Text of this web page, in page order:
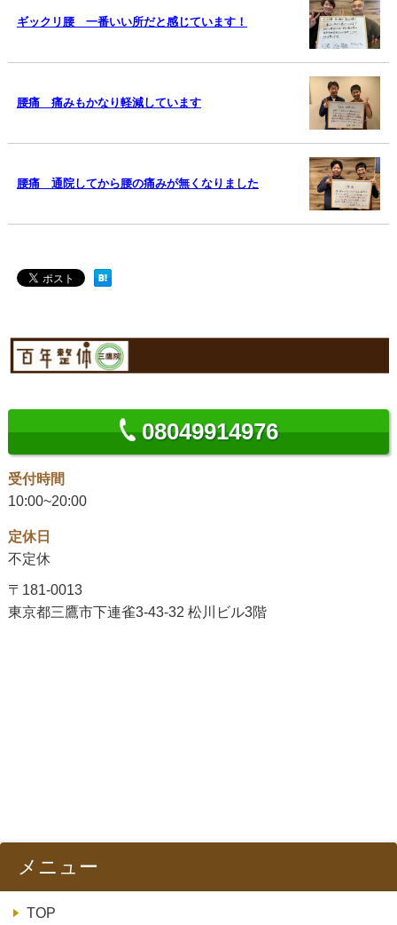
ギックリ腰 一番いい所だと感じています！
腰痛 痛みもかなり軽減しています
腰痛 通院してから腰の痛みが無くなりました
08049914976
受付時間
10:00~20:00
定休日
不定休
〒181-0013
東京都三鷹市下連雀3-43-32 松川ビル3階
メニュー
TOP